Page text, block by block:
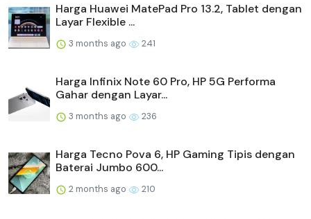
Harga Huawei MatePad Pro 13.2, Tablet dengan
Layar Flexible ...
3 months ago 241
Harga Infinix Note 60 Pro, HP 5G Performa
Gahar dengan Layar...
3 months ago 236
Harga Tecno Pova 6, HP Gaming Tipis dengan
Baterai Jumbo 600...
2 months ago 210